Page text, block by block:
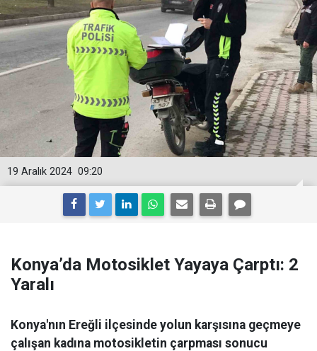
09:20
19 Aralık 2024
Konya’da Motosiklet Yayaya Çarptı: 2
Yaralı
Konya'nın Ereğli ilçesinde yolun karşısına geçmeye
çalışan kadına motosikletin çarpması sonucu